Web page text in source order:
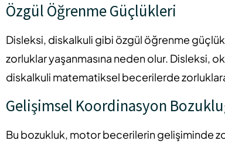
Özgül Öğrenme Güçlükleri
Disleksi, diskalkuli gibi özgül öğrenme
zorluklar yaşanmasına neden olur. Disleksi,
diskalkuli matematiksel becerilerde
Gelişimsel Koordinasyon
Bu bozukluk, motor becerilerin gelişiminde